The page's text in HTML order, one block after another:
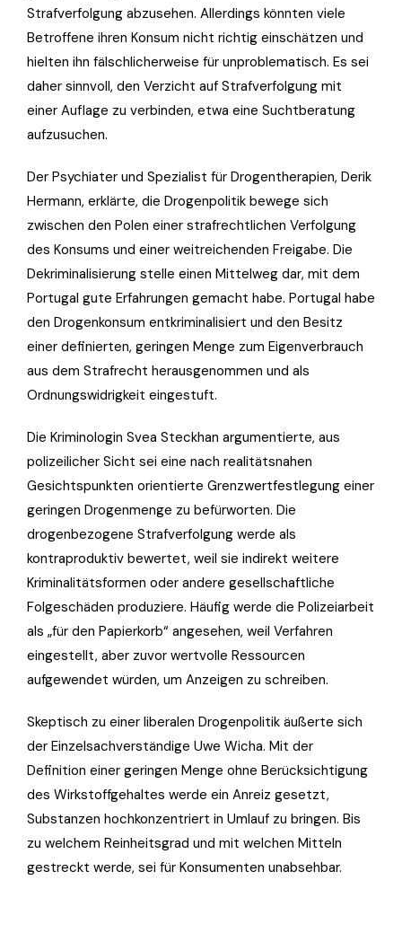
Strafverfolgung abzusehen. Allerdings könnten viele
Betroffene ihren Konsum nicht richtig einschätzen und
hielten ihn fälschlicherweise für unproblematisch. Es sei
daher sinnvoll, den Verzicht auf Strafverfolgung mit
einer Auflage zu verbinden, etwa eine Suchtberatung
aufzusuchen.
Der Psychiater und Spezialist für Drogentherapien, Derik
Hermann, erklärte, die Drogenpolitik bewege sich
zwischen den Polen einer strafrechtlichen Verfolgung
des Konsums und einer weitreichenden Freigabe. Die
Dekriminalisierung stelle einen Mittelweg dar, mit dem
Portugal gute Erfahrungen gemacht habe. Portugal habe
den Drogenkonsum entkriminalisiert und den Besitz
einer definierten, geringen Menge zum Eigenverbrauch
aus dem Strafrecht herausgenommen und als
Ordnungswidrigkeit eingestuft.
Die Kriminologin Svea Steckhan argumentierte, aus
polizeilicher Sicht sei eine nach realitätsnahen
Gesichtspunkten orientierte Grenzwertfestlegung einer
geringen Drogenmenge zu befürworten. Die
drogenbezogene Strafverfolgung werde als
kontraproduktiv bewertet, weil sie indirekt weitere
Kriminalitätsformen oder andere gesellschaftliche
Folgeschäden produziere. Häufig werde die Polizeiarbeit
als „für den Papierkorb“ angesehen, weil Verfahren
eingestellt, aber zuvor wertvolle Ressourcen
aufgewendet würden, um Anzeigen zu schreiben.
Skeptisch zu einer liberalen Drogenpolitik äußerte sich
der Einzelsachverständige Uwe Wicha. Mit der
Definition einer geringen Menge ohne Berücksichtigung
des Wirkstoffgehaltes werde ein Anreiz gesetzt,
Substanzen hochkonzentriert in Umlauf zu bringen. Bis
zu welchem Reinheitsgrad und mit welchen Mitteln
gestreckt werde, sei für Konsumenten unabsehbar.